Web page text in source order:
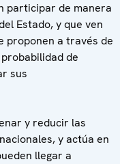
participar de manera
Estado, y que ven
proponen a través de
de
sus
y reducir las
y actúa en
llegar a